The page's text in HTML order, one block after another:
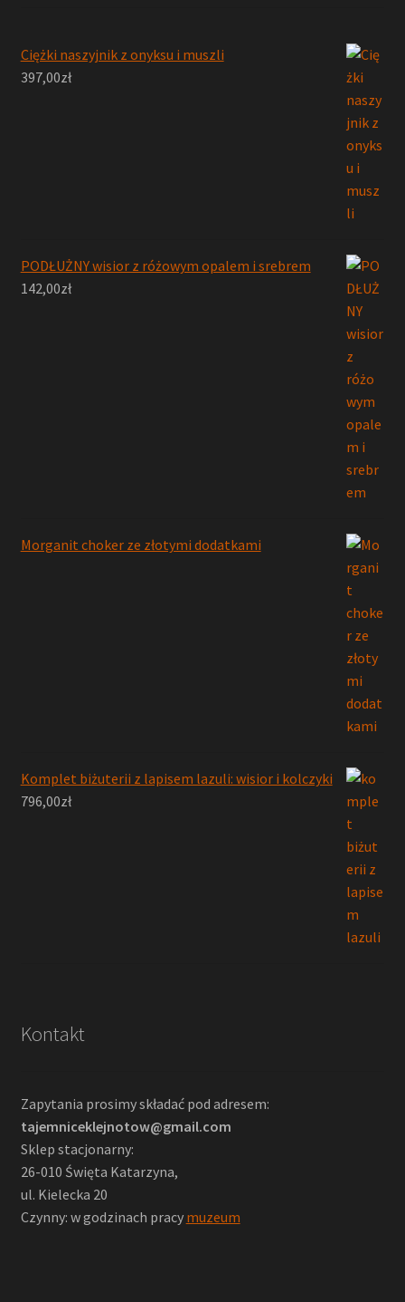
Ciężki naszyjnik z onyksu i muszli
397,00zł
PODŁUŻNY wisior z różowym opalem i srebrem
142,00zł
Morganit choker ze złotymi dodatkami
Komplet biżuterii z lapisem lazuli: wisior i kolczyki
796,00zł
Kontakt
Zapytania prosimy składać pod adresem:
tajemniceklejnotow@gmail.com
Sklep stacjonarny:
26-010 Święta Katarzyna,
ul. Kielecka 20
Czynny: w godzinach pracy muzeum